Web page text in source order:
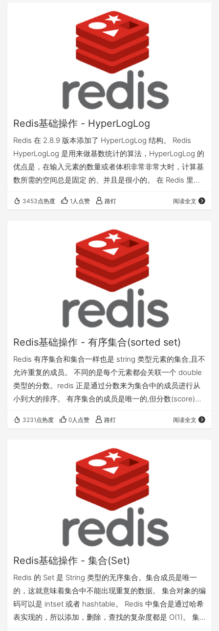
它先以 MULTI 开始一个事务， 然后将多个命令入队到事务
中， 最后由 EXEC 命令触发事务， 一并执行事务中的所…
Redis基础操作 - HyperLogLog
Redis 在 2.8.9 版本添加了 HyperLogLog 结构。 Redis
HyperLogLog 是用来做基数统计的算法，HyperLogLog 的
优点是，在输入元素的数量或者体积非常非常大时，计算基
数所需的空间总是固定 的、并且是很小的。 在 Redis 里
计算接近 2^64 个不同元素的基 数。这和计算基数时，元素
HyperLogLog 只会根据输入元素来计算基数，而不会储存
3453点热度 1人点赞 路灯 阅读全文
Redis基础操作 - 有序集合(sorted set)
Redis 有序集合和集合一样也是 string 类型元素的集合,且不
允许重复的成员。 不同的是每个元素都会关联一个 double
类型的分数。redis 正是通过分数来为集合中的成员进行从
小到大的排序。 有序集合的成员是唯一的,但分数(score)却
找的复杂度都是 O(1)。 集合中最大的成员数为 232 - 1
及描述 1 ZADD key score1 member1 [score2 m…
3231点热度 0人点赞 路灯 阅读全文
Redis基础操作 - 集合(Set)
Redis 的 Set 是 String 类型的无序集合。集合成员是唯一
的，这就意味着集合中不能出现重复的数据。 集合对象的编
码可以是 intset 或者 hashtable。 Redis 中集合是通过哈希
表实现的，所以添加，删除，查找的复杂度都是 O(1)。 集